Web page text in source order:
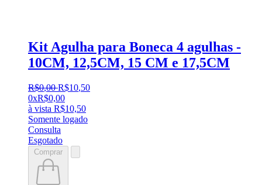
Kit Agulha para Boneca 4 agulhas -
10CM, 12,5CM, 15 CM e 17,5CM
R$0,00 R$10,50
0xR$0,00
à vista R$10,50
Somente logado
Consulta
Esgotado
Comprar